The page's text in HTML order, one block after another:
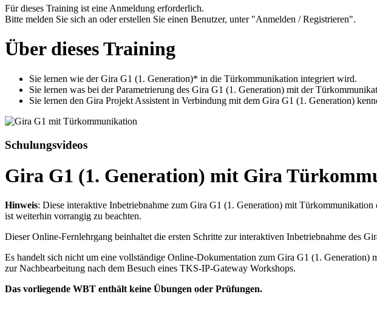
Für dieses Training ist eine Anmeldung erforderlich.
Bitte melden Sie sich an oder erstellen Sie einen Benutzer, unter "Anmelden / Registrieren".
Über dieses Training
Sie lernen wie der Gira G1 (1. Generation)* in die Türkommunikation integriert wird.
Sie lernen was bei der Parametrierung des Gira G1 (1. Generation) mit der
Sie lernen den Gira Projekt Assistent in Verbindung mit dem Gira G1 (1. Generation)
Schulungsvideos
Gira G1 (1. Generation) mit Gira
Hinweis: Diese interaktive Inbetriebnahme zum Gira G1 (1. Generation) mit
ist weiterhin vorrangig zu beachten.
Dieser Online-Fernlehrgang beinhaltet die ersten Schritte zur interaktiven Inbetriebnahme des
Es handelt sich nicht um eine vollständige Online-Dokumentation zum Gira G1 (1.
zur Nachbearbeitung nach dem Besuch eines TKS-IP-Gateway Workshops.
Das vorliegende WBT enthält keine Übungen oder Prüfungen.